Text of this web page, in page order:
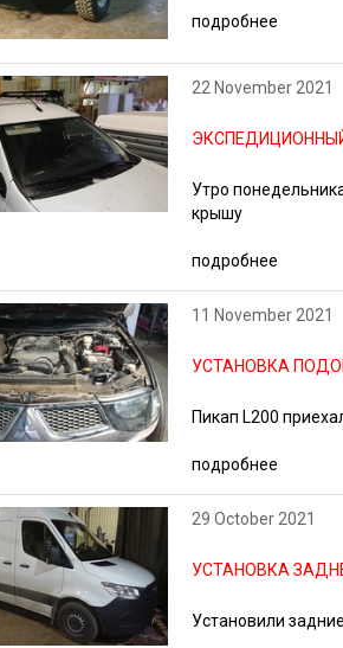
подробнее
22 November 2021
Утро
крышу
подробнее
11 November 2021
УСТАНОВКА
Пикап L200
подробнее
29 October 2021
УСТАНОВКА
Установили